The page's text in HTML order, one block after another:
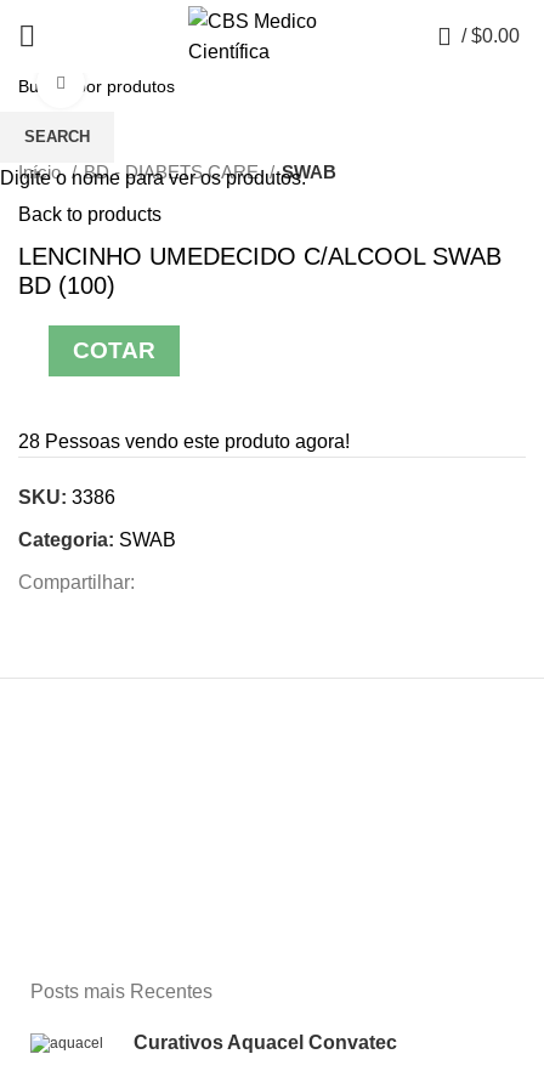
/ $0.00
Click to enlarge
Início BD - DIABETS CARE SWAB
Back to products
LENCINHO UMEDECIDO C/ALCOOL SWAB
BD (100)
COTAR
28 Pessoas vendo este produto agora!
SKU: 3386
Categoria: SWAB
Compartilhar:
Posts mais Recentes
Curativos Aquacel Convatec
SEARCH
Digite o nome para ver os produtos.